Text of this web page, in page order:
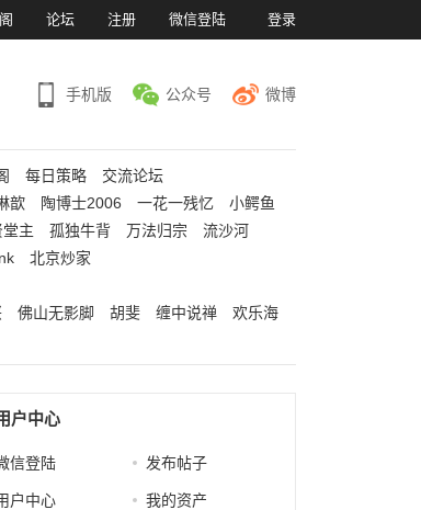
论坛 注册 微信登陆 登录
手机版 公众号 微博
每日策略
交流论坛
歆 陶博士2006 一花一残忆
小鳄鱼
主 孤独牛背 万法归宗
流沙河
北京炒家
佛山无影脚 胡斐 缠中说禅
欢乐海
户中心
信登陆 发布帖子
户中心 我的资产